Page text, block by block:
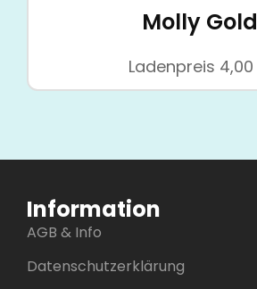
Molly Gold
Ladenpreis 4,00
Information
AGB & Info
Datenschutzerklärung